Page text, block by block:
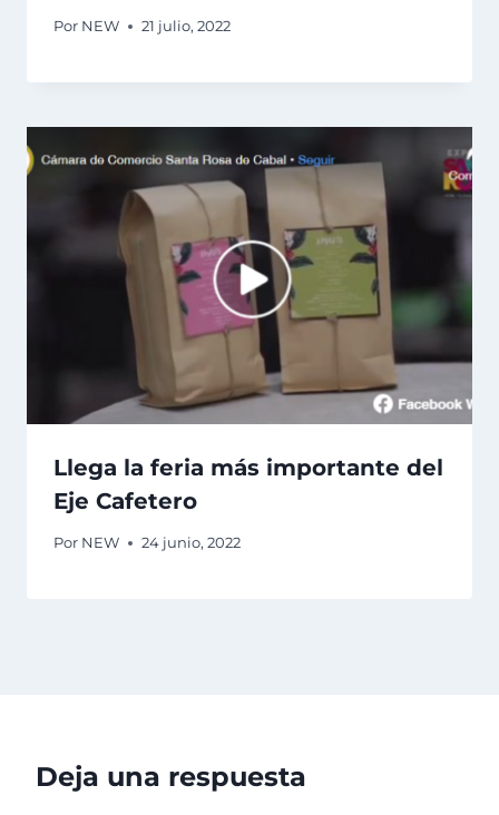
Por NEW 21 julio, 2022
Llega la feria más importante del
Eje Cafetero
Por NEW 24 junio, 2022
Deja una respuesta